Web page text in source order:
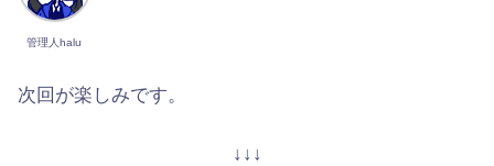
管理人halu
次回が楽しみです。
↓↓↓